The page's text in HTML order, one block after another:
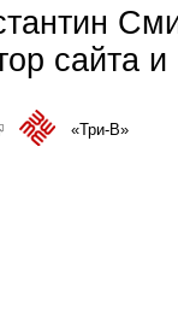
сайта
is external)«Три-В»